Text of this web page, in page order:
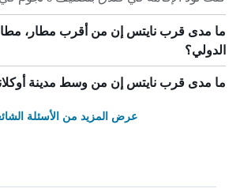
ما مدى قرب نايتس إن من أقرب مطار، مطار
الدولي؟
ما مدى قرب نايتس إن من وسط مدينة
عرض المزيد من الأسئلة